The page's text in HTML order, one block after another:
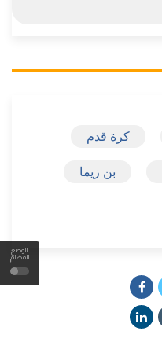
الوضع
المظلم
كرة قدم
بن زيما